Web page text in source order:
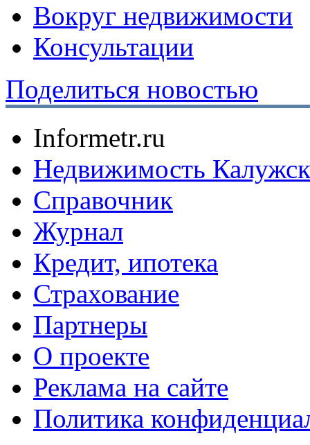
Вокруг недвижимости
Консультации
Поделиться новостью
Informetr.ru
Недвижимость
Справочник
Журнал
Кредит, ипотека
Страхование
Партнеры
O проекте
Реклама на сайте
Политика